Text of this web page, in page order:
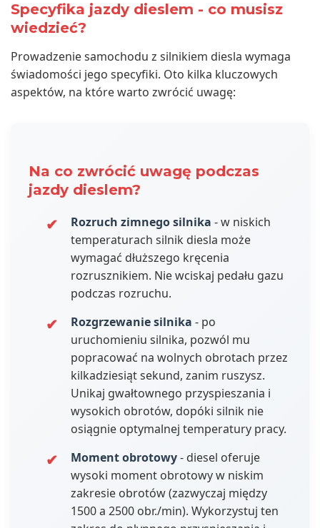
Specyfika jazdy dieslem - co musisz
wiedzieć?
Prowadzenie samochodu z silnikiem diesla wymaga
świadomości jego specyfiki. Oto kilka kluczowych
aspektów, na które warto zwrócić uwagę:
Na co zwrócić uwagę podczas
jazdy dieslem?
Rozruch zimnego silnika - w niskich
temperaturach silnik diesla może
wymagać dłuższego kręcenia
rozrusznikiem. Nie wciskaj pedału gazu
podczas rozruchu.
Rozgrzewanie silnika - po
uruchomieniu silnika, pozwól mu
popracować na wolnych obrotach przez
kilkadziesiąt sekund, zanim ruszysz.
Unikaj gwałtownego przyspieszania i
wysokich obrotów, dopóki silnik nie
osiągnie optymalnej temperatury pracy.
Moment obrotowy- diesel oferuje
wysoki moment obrotowy w niskim
zakresie obrotów (zazwyczaj między
1500 a 2500 obr./min). Wykorzystuj ten